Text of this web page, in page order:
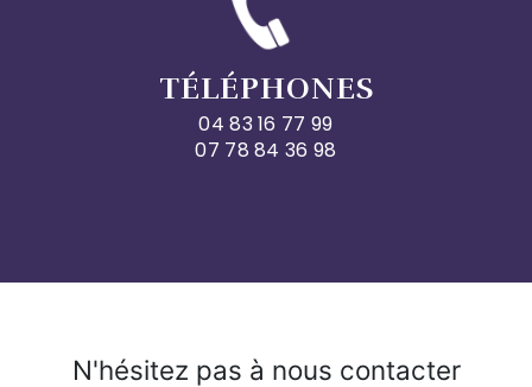
TÉLÉPHONES
04 83 16 77 99
07 78 84 36 98
N'hésitez pas à nous contacter